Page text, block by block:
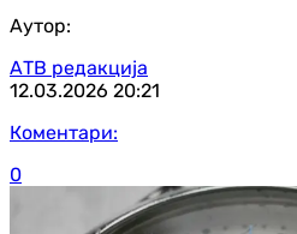
Аутор:
АТВ редакција
12.03.2026 20:21
Коментари:
0